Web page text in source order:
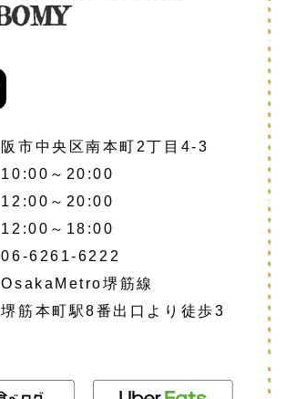
市中央区南本町2丁目4-3
10:00～20:00
～20:00
12:00～18:00
06-6261-6222
堺筋線
町駅8番出口より徒歩3